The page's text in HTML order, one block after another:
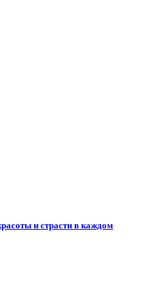
и страсти в каждом